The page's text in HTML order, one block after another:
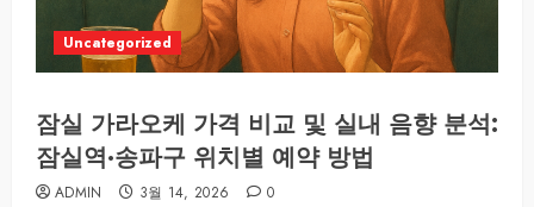
Uncategorized
잠실 가라오케 가격 비교 및 실내 음향 분석:
잠실역·송파구 위치별 예약 방법
ADMIN 3월 14, 2026 0